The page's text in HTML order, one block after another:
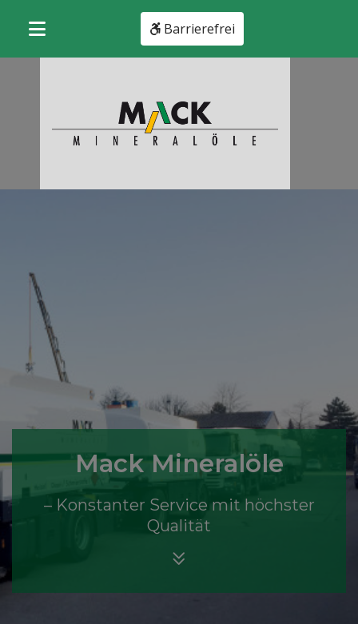
Barrierefrei
Mack Mineralöle
– Konstanter Service mit höchster
Qualität
Mack Mineralöle
– Konstanter Service
mit höchster Qualität
Mack Mineralöle
– Konstanter Service
mit höchster Qualität